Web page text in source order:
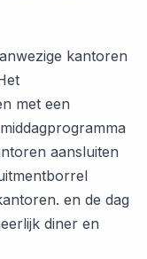
kantoren
met een
aansluiten
en de dag
diner en